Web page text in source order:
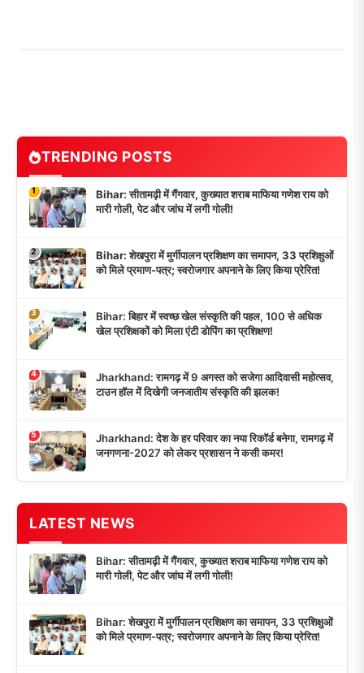
TRENDING POSTS
1
Bihar: सीतामढ़ी में गैंगवार, कुख्यात शराब माफिया गणेश राय को
मारी गोली, पेट और जांघ में लगी गोली!
2
Bihar: शेखपुरा में मुर्गीपालन प्रशिक्षण का समापन, 33 प्रशिक्षुओं
को मिले प्रमाण-पत्र; स्वरोजगार अपनाने के लिए किया प्रेरित!
3
Bihar: बिहार में स्वच्छ खेल संस्कृति की पहल, 100 से अधिक
खेल प्रशिक्षकों को मिला एंटी डोपिंग का प्रशिक्षण!
4
Jharkhand: रामगढ़ में 9 अगस्त को सजेगा आदिवासी महोत्सव,
टाउन हॉल में दिखेगी जनजातीय संस्कृति की झलक!
5
Jharkhand: देश के हर परिवार का नया रिकॉर्ड बनेगा, रामगढ़ में
जनगणना-2027 को लेकर प्रशासन ने कसी कमर!
LATEST NEWS
Bihar: सीतामढ़ी में गैंगवार, कुख्यात शराब माफिया गणेश राय को
मारी गोली, पेट और जांघ में लगी गोली!
Bihar: शेखपुरा में मुर्गीपालन प्रशिक्षण का समापन, 33 प्रशिक्षुओं
को मिले प्रमाण-पत्र; स्वरोजगार अपनाने के लिए किया प्रेरित!